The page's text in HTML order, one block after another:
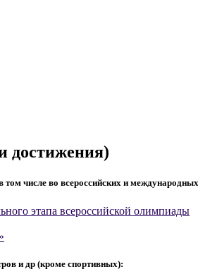
достижения)
числе во всероссийских и
этапа всероссийской олимпиады
и др (кроме спортивных):